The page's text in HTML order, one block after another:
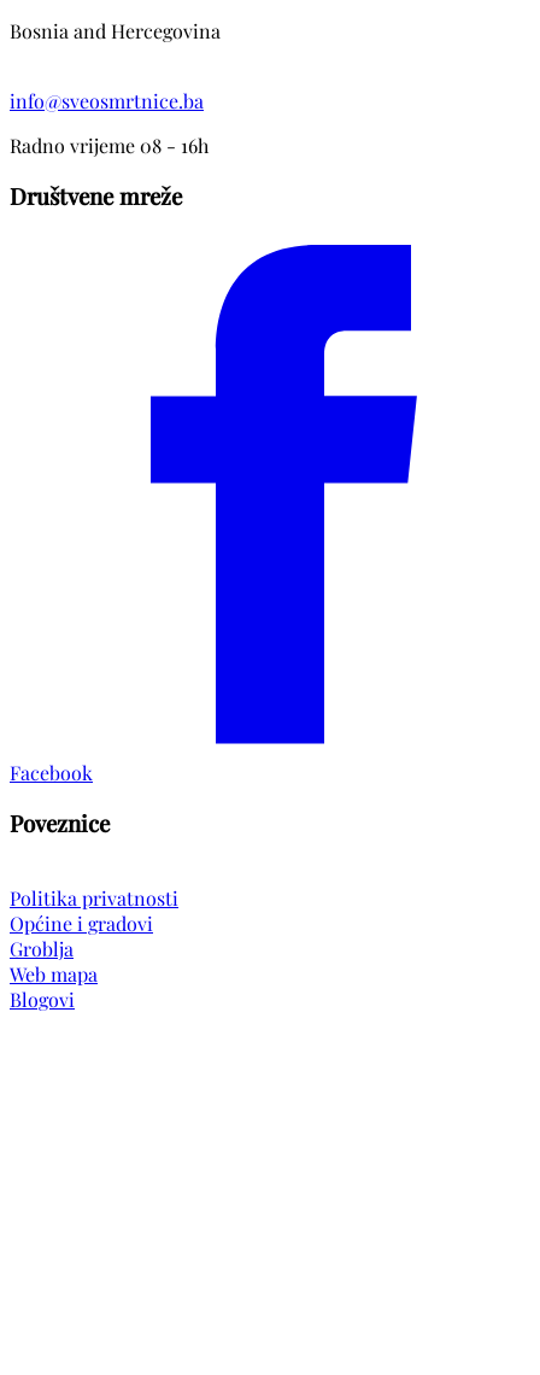
Bosnia and Hercegovina
info@sveosmrtnice.ba
Radno vrijeme 08 - 16h
Društvene mreže
Facebook
Poveznice
Politika privatnosti
Općine i gradovi
Groblja
Web mapa
Blogovi